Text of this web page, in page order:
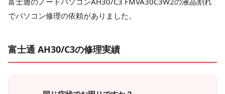
でパソコン修理の依頼がありました。
富士通 AH30/C3の修理実績